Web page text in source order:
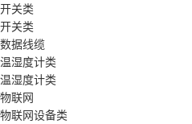
开关类
开关类
数据线缆
温湿度计类
温湿度计类
物联网
物联网设备类